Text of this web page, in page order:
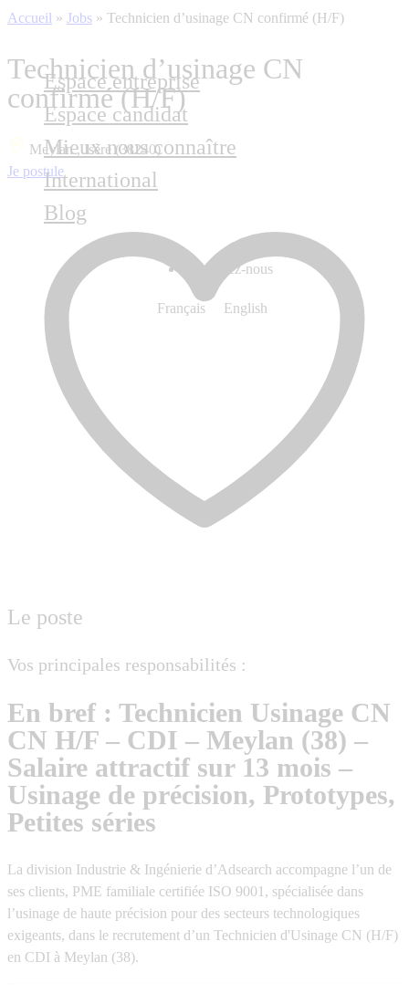
Espace entreprise
Espace candidat
Mieux nous connaître
International
Blog
Contactez-nous
Français English
Accueil » Jobs » Technicien d’usinage CN confirmé (H/F)
Technicien d’usinage CN
confirmé (H/F)
Meylan , Isère (38240)
Je postule
Le poste
Vos principales responsabilités :
En bref : Technicien Usinage CN
CN H/F – CDI – Meylan (38) –
Salaire attractif sur 13 mois –
Usinage de précision, Prototypes,
Petites séries
La division Industrie & Ingénierie d’Adsearch accompagne l’un de
ses clients, PME familiale certifiée ISO 9001 , spécialisée dans
l’usinage de haute précision pour des secteurs technologiques
exigeants, dans le recrutement d’un Technicien d'Usinage CN (H/F)
en CDI à Meylan (38).